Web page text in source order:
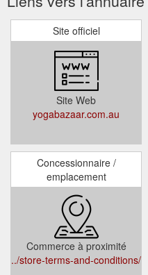
Site officiel
Site Web
yogabazaar.com.au
Concessionnaire /
emplacement
Commerce à proximité
../store-terms-and-conditions/